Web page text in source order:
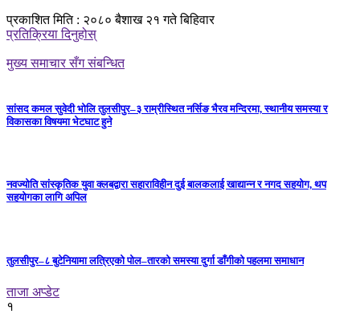
प्रकाशित मिति : २०८० बैशाख २१ गते बिहिवार
प्रतिक्रिया दिनुहोस्
मुख्य समाचार सँग संबन्धित
सांसद कमल सुवेदी भोलि तुलसीपुर–३ राम्रीस्थित नर्सिङ भैरव मन्दिरमा, स्थानीय समस्या र
विकासका विषयमा भेटघाट हुने
नवज्योति सांस्कृतिक युवा क्लबद्वारा सहाराविहीन दुई बालकलाई खाद्यान्न र नगद सहयोग, थप
सहयोगका लागि अपिल
तुलसीपुर–८ बुटेनियामा लत्रिएको पोल–तारको समस्या दुर्गा डाँगीको पहलमा समाधान
ताजा अप्डेट
१